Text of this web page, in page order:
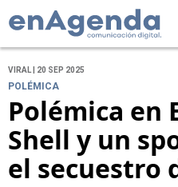
VIRAL | 20 SEP 2025
POLÉMICA
Polémica en
Shell y un
el secuestro